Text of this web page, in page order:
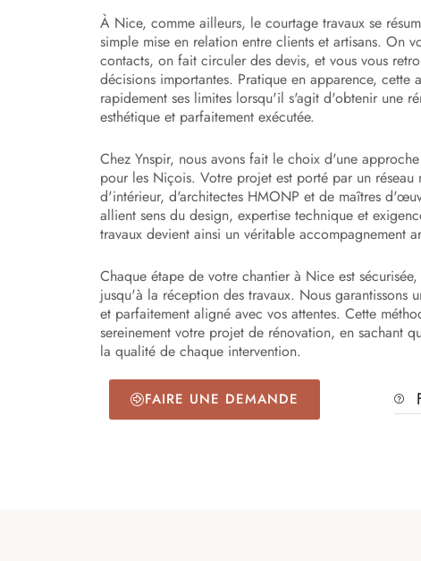
À Nice, comme ailleurs, le courtage travaux se
simple mise en relation entre clients et artisans. On
contacts, on fait circuler des devis, et vous vous
décisions importantes. Pratique en apparence, cette
rapidement ses limites lorsqu'il s'agit d'obtenir une
esthétique et parfaitement exécutée.
Chez Ynspir, nous avons fait le choix d'une
pour les Niçois. Votre projet est porté par un réseau
d'intérieur, d'architectes HMONP et de maîtres
allient sens du design, expertise technique et
travaux devient ainsi un véritable accompagnement
Chaque étape de votre chantier à Nice est
jusqu'à la réception des travaux. Nous garantissons
et parfaitement aligné avec vos attentes. Cette
sereinement votre projet de rénovation, en sachant
la qualité de chaque intervention.
FAIRE UNE DEMANDE